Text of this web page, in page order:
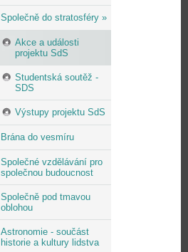
Společně do stratosféry »
Akce a události
projektu SdS
Studentská soutěž -
SDS
Výstupy projektu SdS
Brána do vesmíru
Společné vzdělávání pro
společnou budoucnost
Společně pod tmavou
oblohou
Astronomie - součást
historie a kultury lidstva